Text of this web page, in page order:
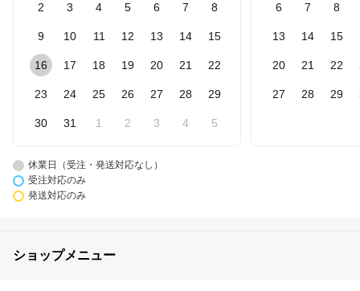
2 3 4 5 6 7 8
9 10 11 12 13 14 15
16 17 18 19 20 21 22
23 24 25 26 27 28 29
30 31 1 2 3 4 5
6 7 8
13 14 15
20 21 22
27 28 29
休業日（受注・発送対応なし）
受注対応のみ
発送対応のみ
ショップメニュー